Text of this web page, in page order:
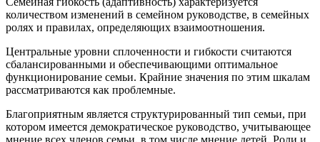
количеством изменений в семейном руководстве, в семейных
ролях и правилах, определяющих взаимоотношения.
Центральные уровни сплоченности и гибкости считаются
сбалансированными и обеспечивающими оптимальное
функционирование семьи. Крайние значения по этим шкалам
рассматриваются как проблемные.
Благоприятным является структурированный тип семьи, при
котором имеется демократическое руководство, учитывающее
мнение всех членов семьи, в том числе мнение детей. Роли и